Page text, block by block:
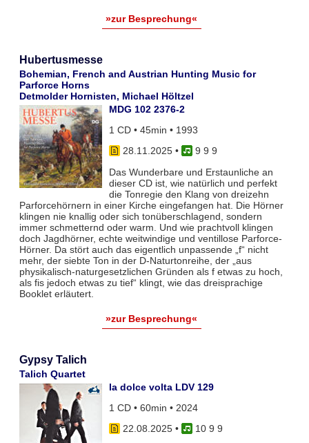
»zur Besprechung«
Hubertusmesse
Bohemian, French and Austrian Hunting Music for
Parforce Horns
Detmolder Hornisten, Michael Höltzel
MDG 102 2376-2
1 CD • 45min • 1993
28.11.2025•
9 9 9
Das Wunderbare und Erstaunliche an
dieser CD ist, wie natürlich und perfekt
die Tonregie den Klang von dreizehn
Parforcehörnern in einer Kirche eingefangen hat. Die Hörner
klingen nie knallig oder sich tonüberschlagend, sondern
immer schmetternd oder warm. Und wie prachtvoll klingen
doch Jagdhörner, echte weitwindige und ventillose Parforce-
Hörner. Da stört auch das eigentlich unpassende „f“ nicht
mehr, der siebte Ton in der D-Naturtonreihe, der „aus
physikalisch-naturgesetzlichen Gründen als f etwas zu hoch,
als fis jedoch etwas zu tief“ klingt, wie das dreisprachige
Booklet erläutert.
»zur Besprechung«
Gypsy Talich
Talich Quartet
la dolce volta LDV 129
1 CD • 60min • 2024
22.08.2025•
10 9 9